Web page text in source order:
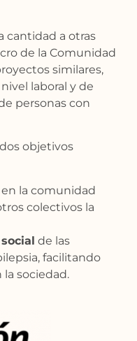
cantidad a otras
de la Comunidad
similares,
laboral y de
personas con
objetivos
en la comunidad
colectivos la
de las
facilitando
sociedad.